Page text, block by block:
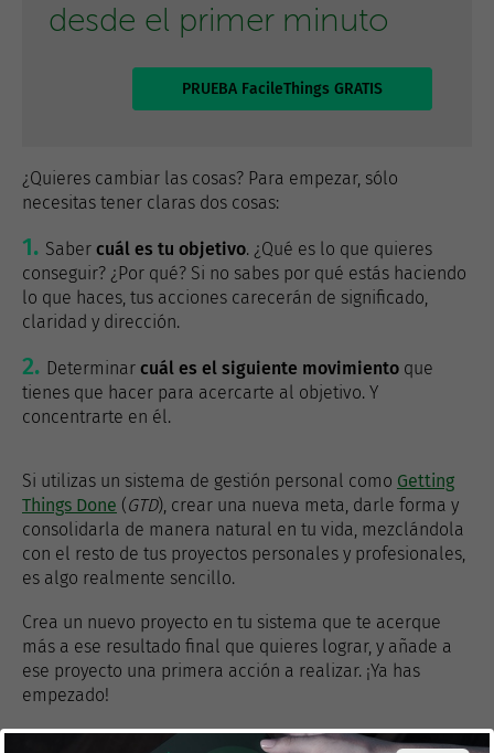
desde el primer minuto
PRUEBA FacileThings GRATIS
¿Quieres cambiar las cosas? Para empezar, sólo
necesitas tener claras dos cosas:
Saber cuál es tu objetivo. ¿Qué es lo que quieres
conseguir? ¿Por qué? Si no sabes por qué estás haciendo
lo que haces, tus acciones carecerán de significado,
claridad y dirección.
Determinar cuál es el siguiente movimiento que
tienes que hacer para acercarte al objetivo. Y
concentrarte en él.
Si utilizas un sistema de gestión personal como Getting
Things Done (GTD), crear una nueva meta, darle forma y
consolidarla de manera natural en tu vida, mezclándola
con el resto de tus proyectos personales y profesionales,
es algo realmente sencillo.
Crea un nuevo proyecto en tu sistema que te acerque
más a ese resultado final que quieres lograr, y añade a
ese proyecto una primera acción a realizar. ¡Ya has
empezado!
Después no lo pierdas de vista, revísalo cada semana y